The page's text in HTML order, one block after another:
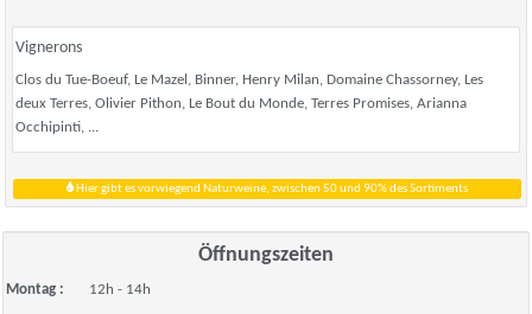
Vignerons
Clos du Tue-Boeuf, Le Mazel, Binner, Henry Milan, Domaine Chassorney, Les
deux Terres, Olivier Pithon, Le Bout du Monde, Terres Promises, Arianna
Occhipinti, ...
Hier gibt es vorwiegend Naturweine, zwischen 50 und 90% des Sortiments
Öffnungszeiten
Montag : 12h - 14h